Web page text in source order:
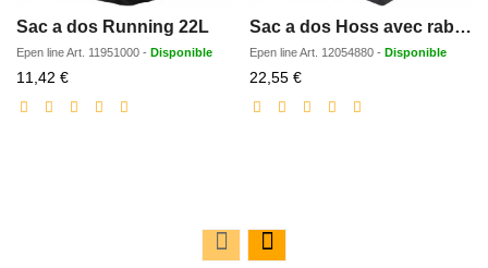
Sac a dos Running 22L
Epen lineArt. 11951000 - Disponible
11,42 €Prix
réduit
Sac a dos Hoss avec rabat enroulable pour ordinateur portable de 156 12L
Epen lineArt. 12054880 - Disponible
22,55 €Prix
réduit